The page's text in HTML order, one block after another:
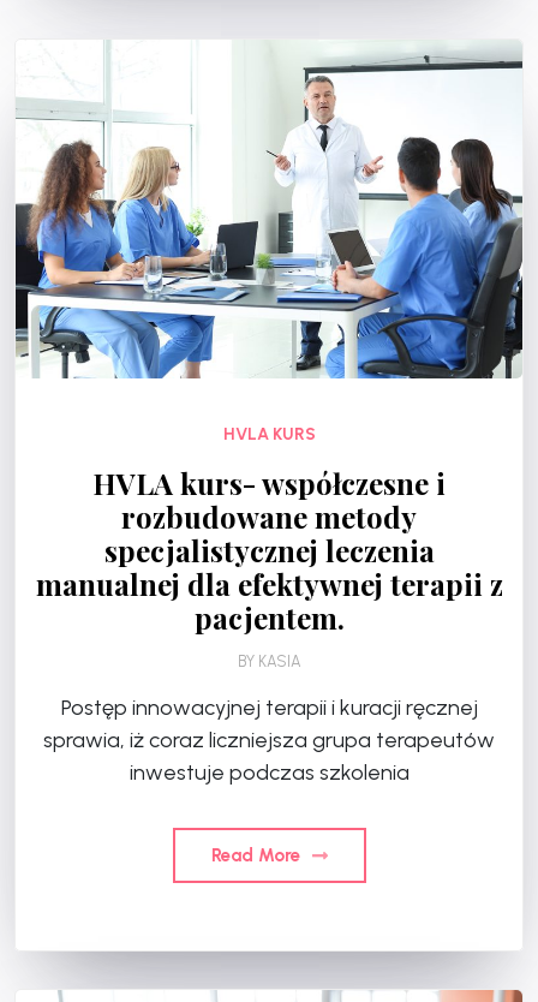
HVLA KURS
HVLA kurs- współczesne i
rozbudowane metody
specjalistycznej leczenia
manualnej dla efektywnej terapii z
pacjentem.
BY KASIA
Postęp innowacyjnej terapii i kuracji ręcznej
sprawia, iż coraz liczniejsza grupa terapeutów
inwestuje podczas szkolenia
Read More